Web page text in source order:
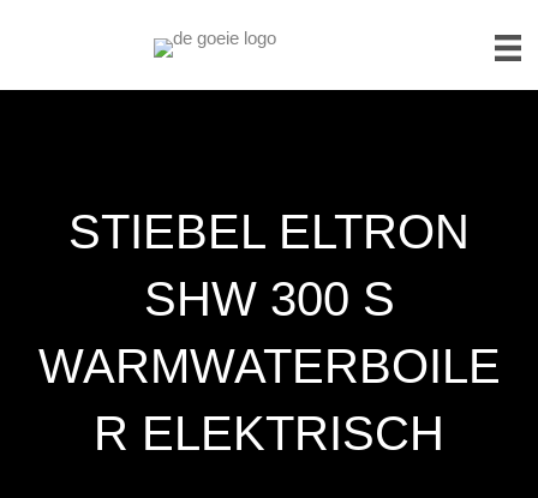
STIEBEL ELTRON
SHW 300 S
WARMWATERBOILE
R ELEKTRISCH